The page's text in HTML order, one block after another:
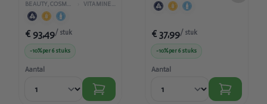
BEAUTY, COSMETICA EN LICHAAMVERZORGING VITAMINES EN SUPPLEMENTEN
€ 93,49/ stuk
-10%per 6 stuks
Aantal
€ 37,99/ stuk
-10%per 6 stuks
Aantal